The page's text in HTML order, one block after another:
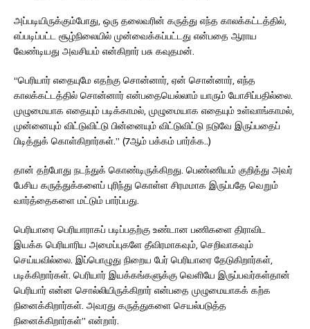
அப்படியிருக்கும்போது, ஒரு தலைவரின் கருத்து எந்த காலக்கட்டத்தில்,
எப்படிப்பட்ட சூழ்நிலையில் முன்வைக்கப்பட்டது என்பதை ஆராய
வேண்டியது அவசியம் என்கிறார் பசு கவுதமன்.
“பெரியார் எதையுமே எதற்கு சொன்னார், ஏன் சொன்னார், எந்த
காலக்கட்டத்தில் சொன்னார் என்பதையெல்லாம் யாரும் யோசிப்பதில்லை.
முழுமையாக எதையும் படிக்காமல், முழுமையாக எதையும் உள்வாங்காமல்,
முன்னையும் விட்டுவிட்டு பின்னையும் விட்டுவிட்டு நடுவே இருப்பதைப்
பிடித்துக் கொள்கிறார்கள்.” (7ஆம் பக்கம் பார்க்க..)
தான் தற்போது நடந்துக் கொண்டிருக்கிறது. பெண்ணியம் குறித்து அவர்
பேசிய கருத்துக்களைப் புரிந்து கொள்ள சிரமமாக இருப்பதே வெறும்
வார்த்தைகளை மட்டும் பார்ப்பது.
பெரியாரை பெரியாராகப் படிப்பதற்கு உண்டான பணிகளை திராவிட
இயக்க பெரியாரிய அமைப்புகளே தீவிரமாகவும், செறிவாகவும்
செய்யவில்லை. இப்பொழுது நிறைய பேர் பெரியாரை தேடுகிறார்கள்,
படிக்கிறார்கள். பெரியார் இயக்கங்களுக்கு வெளியே இருப்பவர்கள்தான்
பெரியார் என்ன சொல்லியிருக்கிறார் என்பதை முழுமையாகக் கற்க
நினைக்கிறார்கள். அவரது கருத்துகளை செயல்படுத்த
நினைக்கிறார்கள்” என்றார்.